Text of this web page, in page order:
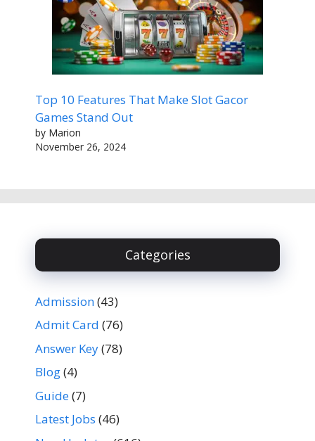
Top 10 Features That Make Slot Gacor
Games Stand Out
by Marion
November 26, 2024
Categories
Admission(43)
Admit Card (76)
Answer Key(78)
Blog(4)
Guide(7)
Latest Jobs (46)